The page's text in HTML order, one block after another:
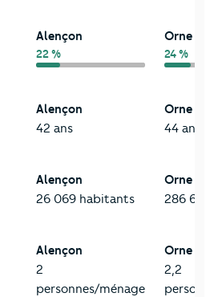
Alençon
22 %
Orne
24 %
Alençon
42 ans
Orne
44 ans
Alençon
26 069 habitants
Orne
286 618
Alençon
2
personnes/ménage
Orne
2,2